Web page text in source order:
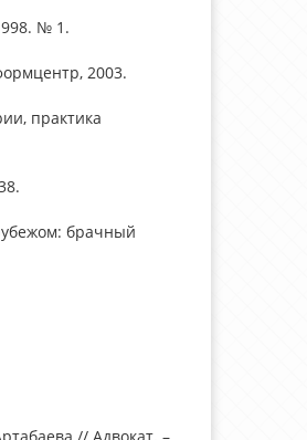
№ 1.
2003.
практика
брачный